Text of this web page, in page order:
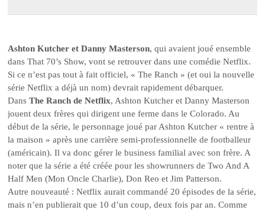
Ashton Kutcher et Danny Masterson, qui avaient joué ensemble
dans That 70’s Show, vont se retrouver dans une comédie Netflix.
Si ce n’est pas tout à fait officiel, « The Ranch » (et oui la nouvelle
série Netflix a déjà un nom) devrait rapidement débarquer.
DansThe Ranch de Netflix, Ashton Kutcher et Danny Masterson
jouent deux frères qui dirigent une ferme dans le Colorado. Au
début de la série, le personnage joué par Ashton Kutcher « rentre à
la maison » après une carrière semi-professionnelle de footballeur
(américain). Il va donc gérer le business familial avec son frère. A
noter que la série a été créée pour les showrunners de Two And A
Half Men (Mon Oncle Charlie), Don Reo et Jim Patterson.
Autre nouveauté : Netflix aurait commandé 20 épisodes de la série,
mais n’en publierait que 10 d’un coup, deux fois par an. Comme